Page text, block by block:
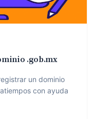
.gob.mx
un dominio
con ayuda